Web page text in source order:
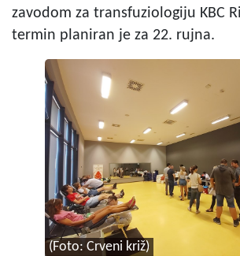
zavodom za transfuziologiju KBC
termin planiran je za 22. rujna.
(Foto: Crveni križ)